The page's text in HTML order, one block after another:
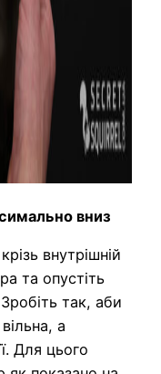
вниз
внутрішній
та опустіть
так, аби
а
Для цього